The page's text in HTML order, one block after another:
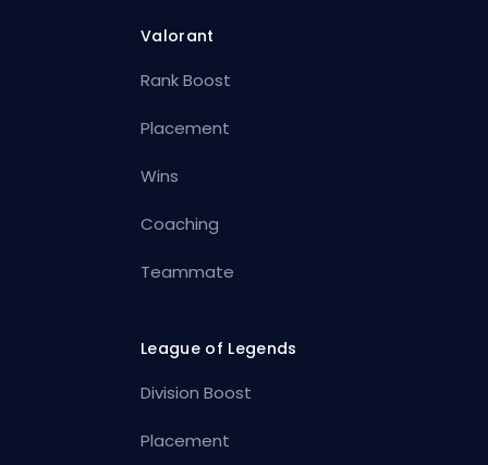
Valorant
Rank Boost
Placement
Wins
Coaching
Teammate
League of Legends
Division Boost
Placement